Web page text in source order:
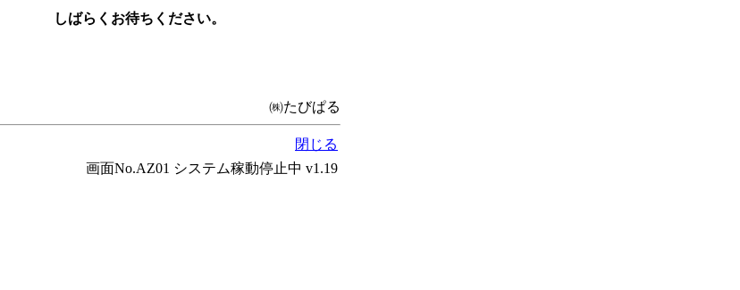
しばらくお待ちください。
㈱たびぱる
閉じる
画面No.AZ01 システム稼動停止中 v1.19